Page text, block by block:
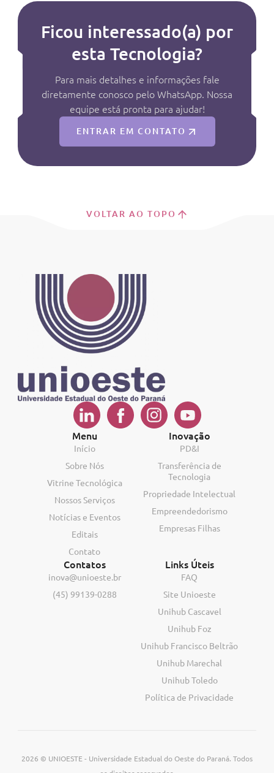
Ficou interessado(a) por
esta Tecnologia?
Para mais detalhes e informações fale
diretamente conosco pelo WhatsApp. Nossa
equipe está pronta para ajudar!
ENTRAR EM CONTATO
VOLTAR AO TOPO
Menu
Início
Sobre Nós
Vitrine Tecnológica
Nossos Serviços
Notícias e Eventos
Editais
Contato
Inovação
PD&I
Transferência de
Tecnologia
Propriedade Intelectual
Empreendedorismo
Empresas Filhas
Contatos
inova@unioeste.br
(45) 99139-0288
Links Úteis
FAQ
Site Unioeste
Unihub Cascavel
Unihub Foz
Unihub Francisco Beltrão
Unihub Marechal
Unihub Toledo
Política de Privacidade
2026 © UNIOESTE - Universidade Estadual do Oeste do Paraná. Todos